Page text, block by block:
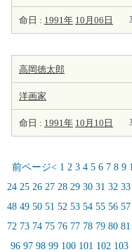
命日 : 1991年 10月06日
高岡徳太郎
洋画家
命日 : 1991年 10月10日
前ページ< 1 2 3 4 5 6 7 8 9
24 25 26 27 28 29 30 31 32 33
48 49 50 51 52 53 54 55 56 57
72 73 74 75 76 77 78 79 80 81
96 97 98 99 100 101 102 103